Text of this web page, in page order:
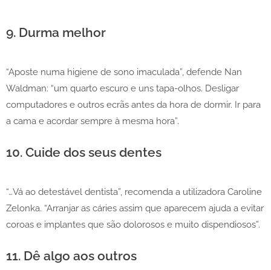
9. Durma melhor
“Aposte numa higiene de sono imaculada”, defende Nan
Waldman: “um quarto escuro e uns tapa-olhos. Desligar
computadores e outros ecrãs antes da hora de dormir. Ir para
a cama e acordar sempre à mesma hora”.
10. Cuide dos seus dentes
“…Vá ao detestável dentista”, recomenda a utilizadora Caroline
Zelonka. “Arranjar as cáries assim que aparecem ajuda a evitar
coroas e implantes que são dolorosos e muito dispendiosos”.
11. Dê algo aos outros